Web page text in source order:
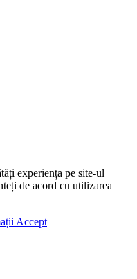
experiența pe site-ul
de acord cu utilizarea
Accept